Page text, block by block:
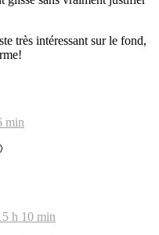
très intéressant sur le fond,
min
h 10 min